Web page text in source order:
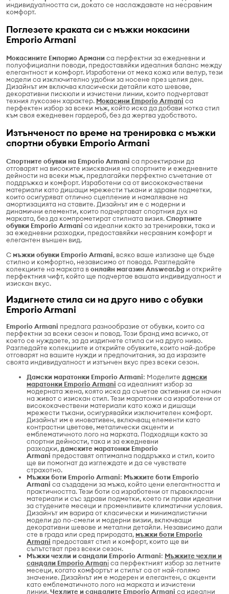
индивидуалността си, докато се наслаждавате на несравним
комфорт.
Поглезете краката си с мъжки мокасини
Emporio Armani
Мокасините Емпорио Арманиса перфектни за ежедневни и
полуофициални поводи, предоставяйки идеалния баланс между
елегантност и комфорт. Изработени от мека кожа или велур, тези
модели са изключително удобни за носене през целия ден.
Дизайнът им включва класически детайли като шевове,
декоративни пискюли и изчистени линии, които подчертават
техния луксозен характер. Мокасини Emporio Armani са
перфектен избор за всеки мъж, който иска да добави нотка стил
към своя ежедневен гардероб, без да жертва удобството.
Изтънченост по време на тренировка с мъжки
спортни обувки Emporio Armani
Спортните обувки на Emporio Armani са проектирани да
отговарят на високите изисквания на спортните и ежедневните
дейности на всеки мъж, предлагайки перфектно съчетание от
поддръжка и комфорт. Изработени са от висококачествени
материали като дишащи мрежести тъкани и здрави подметки,
които осигуряват отлично сцепление и намаляване на
амортизацията на ставите. Дизайнът им е с модерни и
динамични елементи, които подчертават спортния дух на
марката, без да компрометират стилната визия.Спортните
обувки Emporio Armani са идеални както за тренировки, така и
за ежедневни разходки, предоставяйки несравним комфорт и
елегантен външен вид.
Смъжки обувки Emporio Armani, всяко ваше излизане ще бъде
стилно и комфортно, независимо от повода. Разгледайте
колекциите на марката вонлайн магазин Answear.bg и открийте
перфектния чифт, който ще подчертае вашата индивидуалност и
изискан вкус.
Издигнете стила си на друго ниво с обувки
Emporio Armani
Emporio Armani предлага разнообразие от обувки, които са
перфектни за всеки сезон и повод. Този бранд има всичко, от
което се нуждаете, за да издигнете стила си на друго ниво.
Разгледайте колекциите и открийте обувките, които най-добре
отговарят на вашите нужди и предпочитания, за да изразите
своята индивидуалност и изтънчен вкус през всеки сезон.
Дамски маратонки Emporio Armani: Моделите дамски
маратонки Emporio Armani са идеалният избор за
модерната жена, която иска да съчетае активния си начин
на живот с изискан стил. Тези маратонки са изработени от
висококачествени материали като кожа и дишащи
мрежести тъкани, осигурявайки изключителен комфорт.
Дизайнът им е иновативен, включващ елементи като
контрастни цветове, металически акценти и
емблематичното лого на марката. Подходящи както за
спортни дейности, така и за ежедневни
разходки,дамските маратонки Emporio
Armani предоставят оптимална поддръжка и стил, които
ще ви помогнат да изглеждате и да се чувствате
страхотно.
Мъжки боти Emporio Armani: Мъжките боти Emporio
Armani са създадени за мъжа, който цени елегантността и
практичността. Тези боти са изработени от първокласни
материали и със здрави подметки, което ги прави идеални
за студените месеци и променливите климатични условия.
Дизайнът им варира от класически и минималистични
модели до по-смели и модерни визии, включващи
декоративни шевове и метални детайли. Независимо дали
сте в града или сред природата,мъжки боти Emporio
Armani предоставят стил и комфорт, които ще ви
съпътстват през всеки сезон.
Мъжки чехли и сандали Emporio Armani: Мъжките чехли и
сандали Emporio Armaniса перфектният избор за летните
месеци, когато комфортът и стилът са от най-голямо
значение. Дизайнът им е модерен и елегантен, с акценти
като емблематичното лого на марката и изчистени
линии.Чехлите и сандалите Emporio Armani са идеални